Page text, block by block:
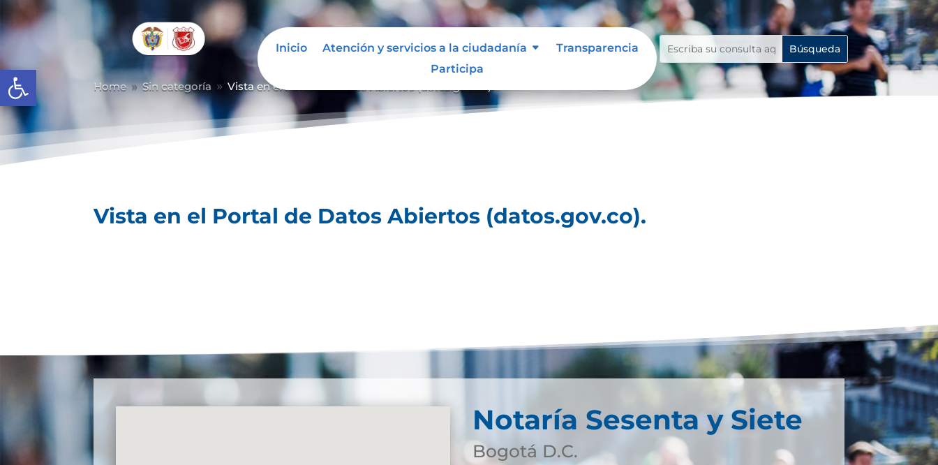
Abrir barra de herramientas
Inicio Atención y servicios a la ciudadanía
Transparencia
Participa
Home 9 Sin categoría 9 Vista en el Portal de Datos Abiertos (datos.gov.co).
Vista en el Portal de Datos Abiertos (datos.gov.co).
Notaría Sesenta y Siete
Bogotá D.C.